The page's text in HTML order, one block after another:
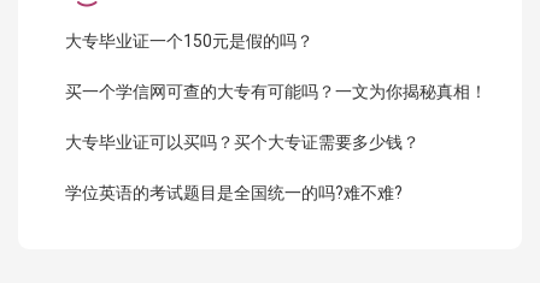
大专毕业证一个150元是假的吗？
买一个学信网可查的大专有可能吗？一文为你揭秘真相！
大专毕业证可以买吗？买个大专证需要多少钱？
学位英语的考试题目是全国统一的吗?难不难?